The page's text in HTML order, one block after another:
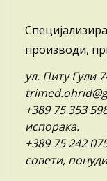
производи,
ул. Питу Гули
+389 75 353
испорака.
+389 75 242
совети,